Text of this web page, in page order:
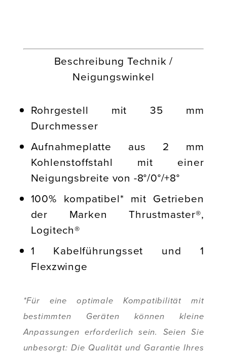
Beschreibung Technik /
Neigungswinkel
Rohrgestell mit 35 mm
Durchmesser
Aufnahmeplatte aus 2 mm
Kohlenstoffstahl mit einer
Neigungsbreite von -8°/0°/+8°
100% kompatibel* mit Getrieben
der Marken Thrustmaster®,
Logitech®
1 Kabelführungsset und 1
Flexzwinge
*Für eine optimale Kompatibilität mit
bestimmten Geräten können kleine
Anpassungen erforderlich sein. Seien Sie
unbesorgt: Die Qualität und Garantie Ihres